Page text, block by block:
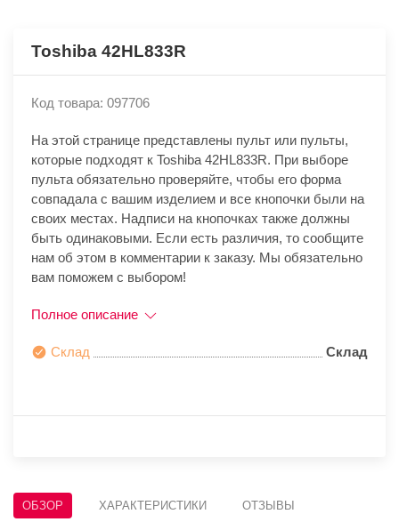
Toshiba 42HL833R
Код товара: 097706
На этой странице представлены пульт или пульты,
которые подходят к Toshiba 42HL833R. При выборе
пульта обязательно проверяйте, чтобы его форма
совпадала с вашим изделием и все кнопочки были на
своих местах. Надписи на кнопочках также должны
быть одинаковыми. Если есть различия, то сообщите
нам об этом в комментарии к заказу. Мы обязательно
вам поможем с выбором!
Полное описание
Склад Склад
ОБЗОР ХАРАКТЕРИСТИКИ ОТЗЫВЫ